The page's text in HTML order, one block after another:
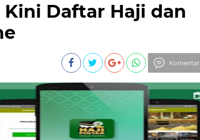
Daftar Haji dan
Komentar